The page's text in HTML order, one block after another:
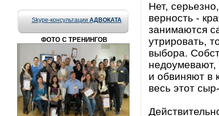
Skype-консультации АДВОКАТА
ФОТО С ТРЕНИНГОВ
Нет,
верность -
занимаются
утрировать,
выбора.
недоумевают,
и обвиняют в
весь этот